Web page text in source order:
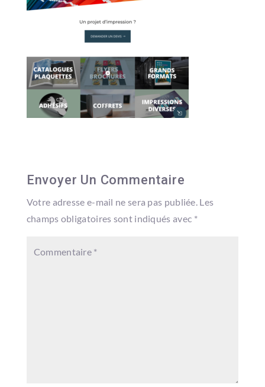
Envoyer Un Commentaire
Votre adresse e-mail ne sera pas publiée. Les
champs obligatoires sont indiqués avec *